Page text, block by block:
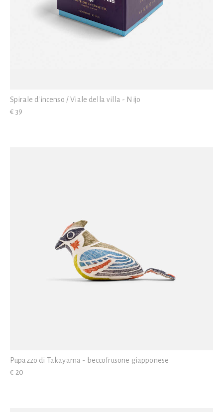
Spirale d'incenso / Viale della villa - Nijo
€ 39
Pupazzo di Takayama - beccofrusone giapponese
€ 20